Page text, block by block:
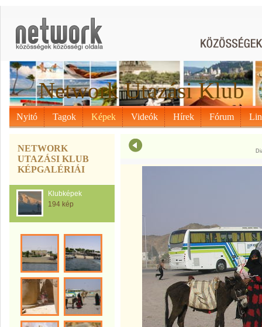
Network Utazási Klub
Nyitó Tagok Képek Videók Hírek Fórum
NETWORK
UTAZÁSI KLUB
KÉPGALÉRIÁI
Klubképek
194 kép